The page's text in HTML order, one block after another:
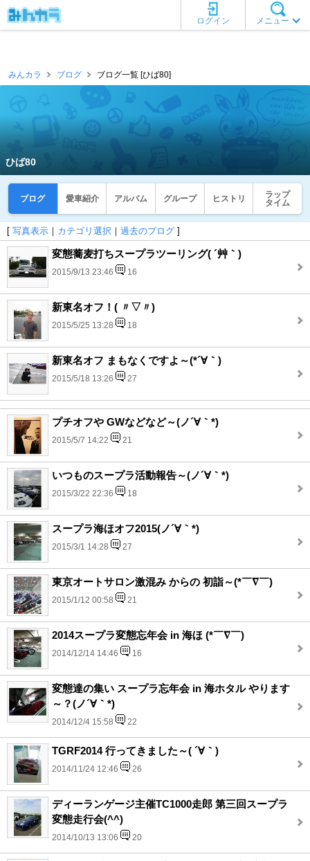
メニュー
ログイン
みんカラ ブログ ブログ一覧 [ひば80]
ひば80
ブログ 愛車紹介 アルバム グループ ヒストリ
ラップ
タイム
[ 写真表示 ｜ カテゴリ選択 ｜ 過去のブログ ]
変態蕎麦打ちスープラツーリング( ´艸｀)
2015/9/13 23:46 16
新東名オフ！( 〃▽〃)
2015/5/25 13:28 18
新東名オフ まもなくですよ～(*´∀｀)
2015/5/18 13:26 27
プチオフや GWなどなど～(ノ´∀｀*)
2015/5/7 14:22 21
いつものスープラ活動報告～(ノ´∀｀*)
2015/3/22 22:36 18
スープラ海ほオフ2015(ノ´∀｀*)
2015/3/1 14:28 27
東京オートサロン激混み からの 初詣～(*￣∇￣)
2015/1/12 00:58 21
2014スープラ変態忘年会 in 海ほ (*￣∇￣)
2014/12/14 14:46 16
変態達の集い スープラ忘年会 in 海ホタル やります
～？(ノ´∀｀*)
2014/12/4 15:58 22
TGRF2014 行ってきました～( ´∀｀)
2014/11/24 12:46 26
ディーランゲージ主催TC1000走郎 第三回スープラ
変態走行会(^^)
2014/10/13 13:06 20